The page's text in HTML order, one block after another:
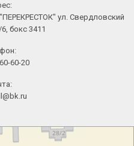
ул. Свердловский
бокс 3411
60-20